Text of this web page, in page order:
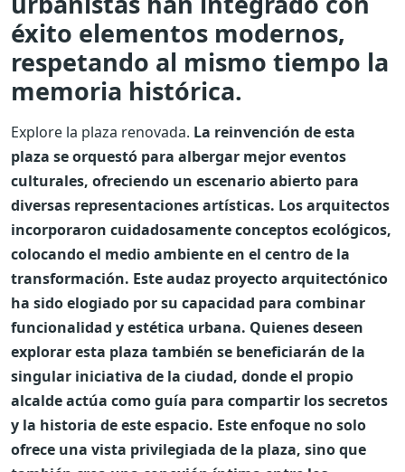
éxito elementos modernos,
respetando al mismo tiempo la
memoria histórica.
Explore la plaza renovada. La reinvención de esta
plaza se orquestó para albergar mejor eventos
culturales, ofreciendo un escenario abierto para
diversas representaciones artísticas. Los arquitectos
incorporaron cuidadosamente conceptos ecológicos,
colocando el medio ambiente en el centro de la
transformación. Este audaz proyecto arquitectónico
ha sido elogiado por su capacidad para combinar
funcionalidad y estética urbana. Quienes deseen
explorar esta plaza también se beneficiarán de la
singular iniciativa de la ciudad, donde el propio
alcalde actúa como guía para compartir los secretos
y la historia de este espacio. Este enfoque no solo
ofrece una vista privilegiada de la plaza, sino que